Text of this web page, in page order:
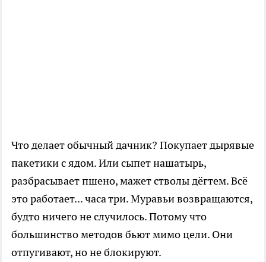
Что делает обычный дачник? Покупает дырявые
пакетики с ядом. Или сыпет нашатырь,
разбрасывает пшено, мажет стволы дёгтем. Всё
это работает... часа три. Муравьи возвращаются,
будто ничего не случилось. Потому что
большинство методов бьют мимо цели. Они
отпугивают, но не блокируют.